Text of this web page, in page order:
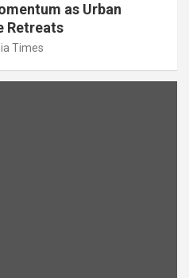
as Urban
Retreats
Times